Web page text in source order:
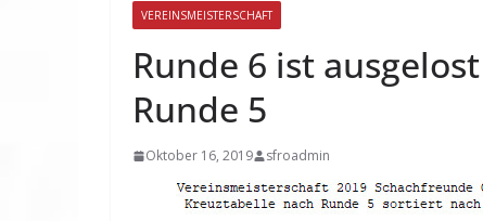
VEREINSMEISTERSCHAFT
Runde 6 ist
Runde 5
Oktober 16, 2019 sfroadmin